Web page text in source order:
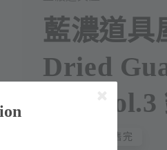
藍濃道具
Dried
進補
售完